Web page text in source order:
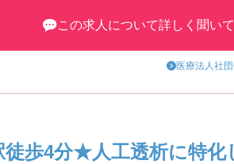
この求人について詳しく聞い
医療法人社
徒歩4分★人工透析に特